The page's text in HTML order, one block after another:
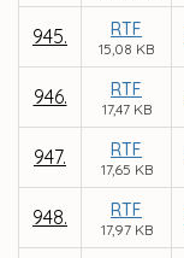
945. RTF
15,08 KB
946. RTF
17,47 KB
947. RTF
17,65 KB
948. RTF
17,97 KB